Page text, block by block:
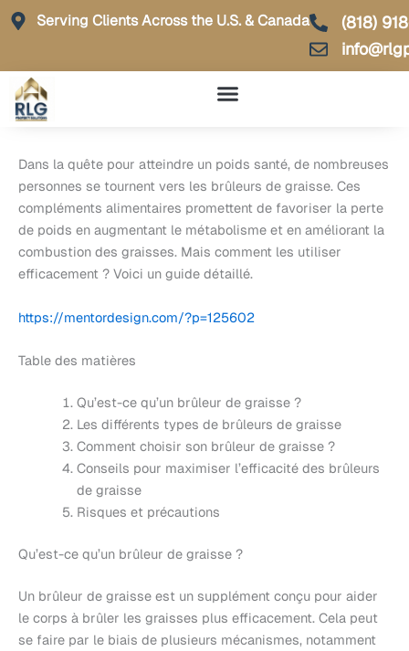
Skip
Serving Clients Across the U.S. & Canada
(818)
Dans la quête pour atteindre un poids santé, de nombreuses
personnes se tournent vers les brûleurs de graisse. Ces
compléments alimentaires promettent de favoriser la perte
de poids en augmentant le métabolisme et en améliorant la
combustion des graisses. Mais comment les utiliser
efficacement ? Voici un guide détaillé.
https://mentordesign.com/?p=125602
Table des matières
Qu’est-ce qu’un brûleur de graisse ?
Les différents types de brûleurs de graisse
Comment choisir son brûleur de graisse ?
Conseils pour maximiser l’efficacité des brûleurs
de graisse
Risques et précautions
Qu’est-ce qu’un brûleur de graisse ?
Un brûleur de graisse est un supplément conçu pour aider
le corps à brûler les graisses plus efficacement. Cela peut
se faire par le biais de plusieurs mécanismes, notamment